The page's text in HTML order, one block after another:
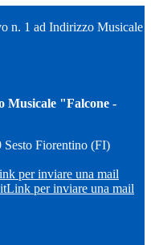
n. 1 ad Indirizzo Musicale
Musicale "Falcone -
Fiorentino (FI)
per inviare una mail
Link per inviare una mail